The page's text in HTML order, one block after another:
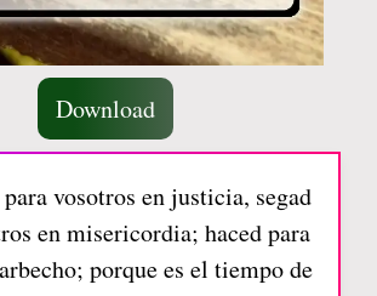
Download
vosotros en justicia, segad
en misericordia; haced para
porque es el tiempo de